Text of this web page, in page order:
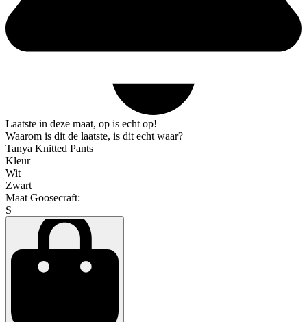
Laatste in deze maat, op is echt op!
Waarom is dit de laatste, is dit echt waar?
Tanya Knitted Pants
Kleur
Wit
Zwart
Maat Goosecraft:
S